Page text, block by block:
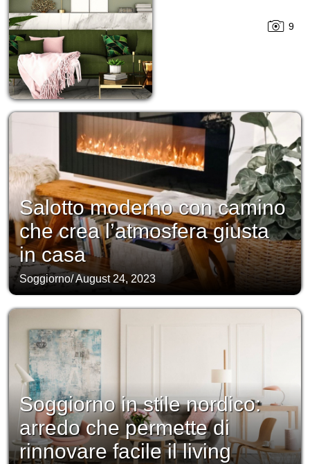
9
Salotto moderno con camino
che crea l’atmosfera giusta
in casa
Soggiorno/August 24, 2023
Soggiorno in stile nordico:
arredo che permette di
rinnovare facile il living